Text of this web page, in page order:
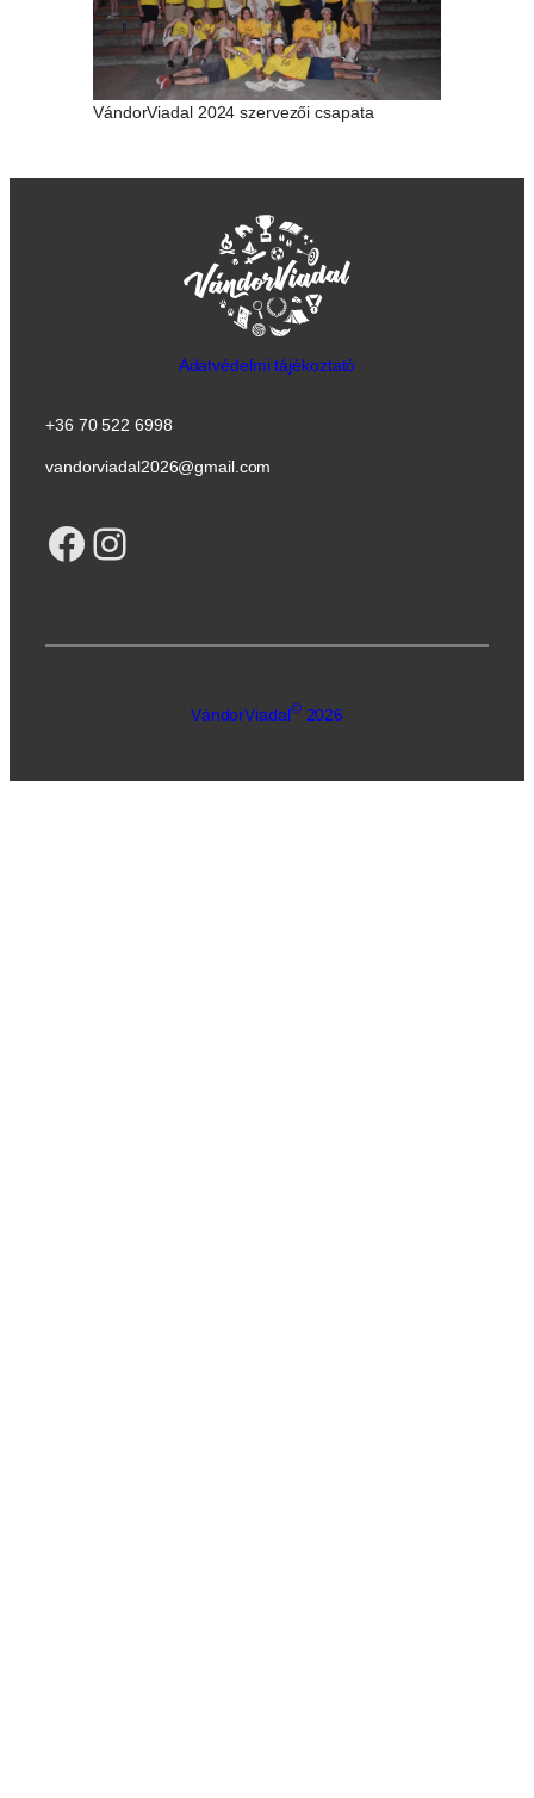
VándorViadal 2024 szervezői csapata
Adatvédelmi tájékoztató
+36 70 522 6998
vandorviadal2026@gmail.com
Facebook Instagram
VándorViadal©2026